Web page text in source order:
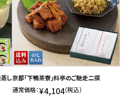
し京都「下鴨茶寮」料亭のご馳走二撰
通常価格：¥4,104（税込）